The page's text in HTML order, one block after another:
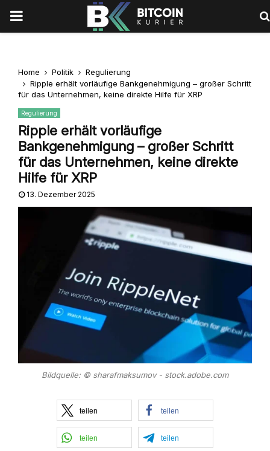
PRIMARY
Home Politik
Regulierung
Ripple erhält vorläufige Bankgenehmigung – großer Schritt
für das Unternehmen, keine direkte Hilfe für XRP
Regulierung
Ripple erhält vorläufige
Bankgenehmigung – großer Schritt
für das Unternehmen, keine direkte
Hilfe für XRP
13. Dezember 2025
Bildquelle: © sharafmaksumov - stock.adobe.com
teilen teilen
teilen teilen